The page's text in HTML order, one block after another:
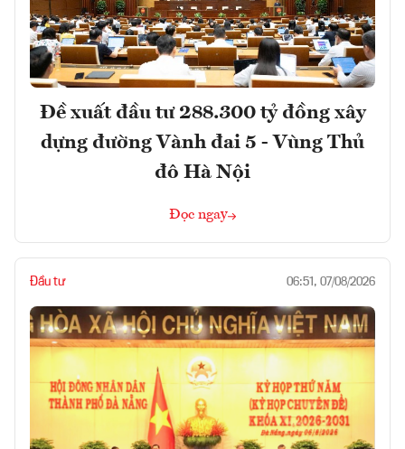
Đề xuất đầu tư 288.300 tỷ đồng xây
dựng đường Vành đai 5 - Vùng Thủ
đô Hà Nội
Đọc ngay
Đầu tư 06:51, 07/08/2026